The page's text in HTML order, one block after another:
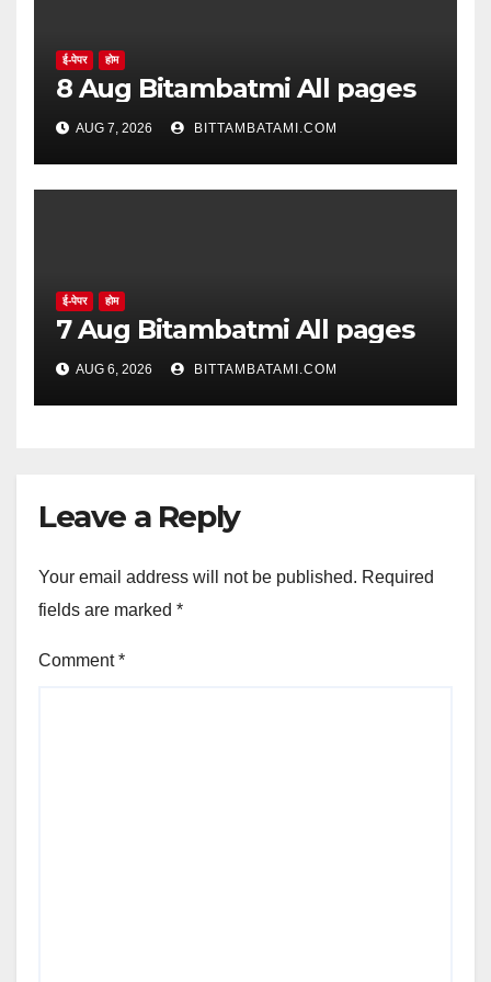
ई-पेपर होम
8 Aug Bitambatmi All pages
AUG 7, 2026 BITTAMBATAMI.COM
ई-पेपर होम
7 Aug Bitambatmi All pages
AUG 6, 2026 BITTAMBATAMI.COM
Leave a Reply
Your email address will not be published. Required
fields are marked *
Comment*